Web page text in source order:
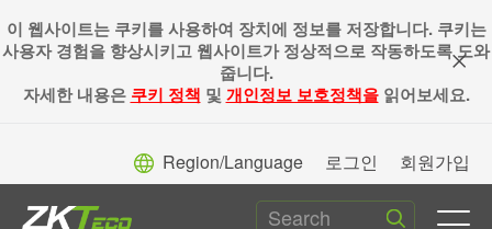
이 웹사이트는 쿠키를 사용하여 장치에 정보를 저장합니다. 쿠키는
사용자 경험을 향상시키고 웹사이트가 정상적으로 작동하도록 도와
줍니다.
자세한 내용은 쿠키 정책 및 개인정보 보호정책을읽어보세요.
Region/Language 로그인 회원가입
RFID 장치 ▼ ProRF